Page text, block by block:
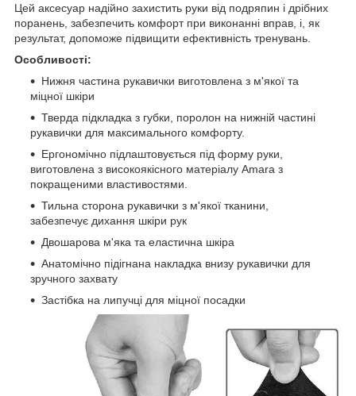
Цей аксесуар надійно захистить руки від подряпин і дрібних
поранень, забезпечить комфорт при виконанні вправ, і, як
результат, допоможе підвищити ефективність тренувань.
Особливості:
Нижня частина рукавички виготовлена з м'якої та
міцної шкіри
Тверда підкладка з губки, поролон на нижній частині
рукавички для максимального комфорту.
Ергономічно підлаштовується під форму руки,
виготовлена з високоякісного матеріалу Amara з
покращеними властивостями.
Тильна сторона рукавички з м'якої тканини,
забезпечує дихання шкіри рук
Двошарова м'яка та еластична шкіра
Анатомічно підігнана накладка внизу рукавички для
зручного захвату
Застібка на липучці для міцної посадки